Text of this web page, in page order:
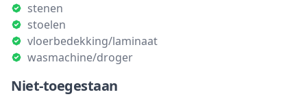
stenen
stoelen
vloerbedekking/laminaat
wasmachine/droger
Niet-toegestaan